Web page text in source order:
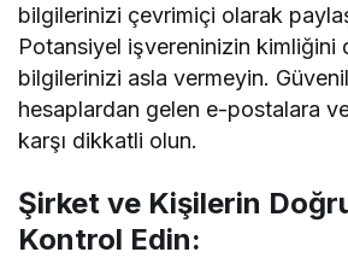
bilgilerinizi çevrimiçi olarak
Potansiyel işvereninizin kimliğini
bilgilerinizi asla vermeyin.
hesaplardan gelen e-postalara
karşı dikkatli olun.
Şirket ve Kişilerin
Kontrol Edin: